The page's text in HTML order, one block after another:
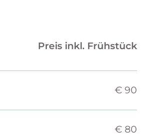
Preis inkl. Frühstück
€ 90
€ 80